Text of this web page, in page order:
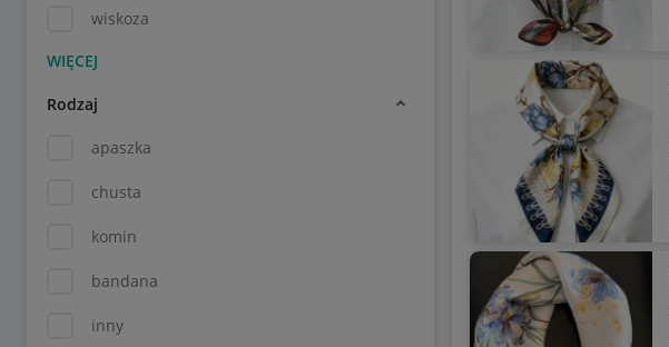
wiskoza
Rodzaj
apaszka
chusta
komin
bandana
inny